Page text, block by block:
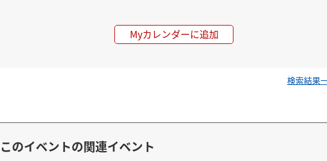
Myカレンダーに追加
検索結果
このイベントの関連イベント